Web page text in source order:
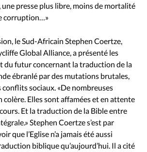
une presse plus libre, moins de mortalité
corruption…»
le Sud-Africain Stephen Coertze,
Global Alliance, a présenté les
du futur concernant la traduction de la
ébranlé par des mutations brutales,
conflits sociaux. «De nombreuses
colère. Elles sont affamées et en attente
Et la traduction de la Bible entre
Stephen Coertze s’est par
que l’Eglise n’a jamais été aussi
biblique qu’aujourd’hui. Il a cité